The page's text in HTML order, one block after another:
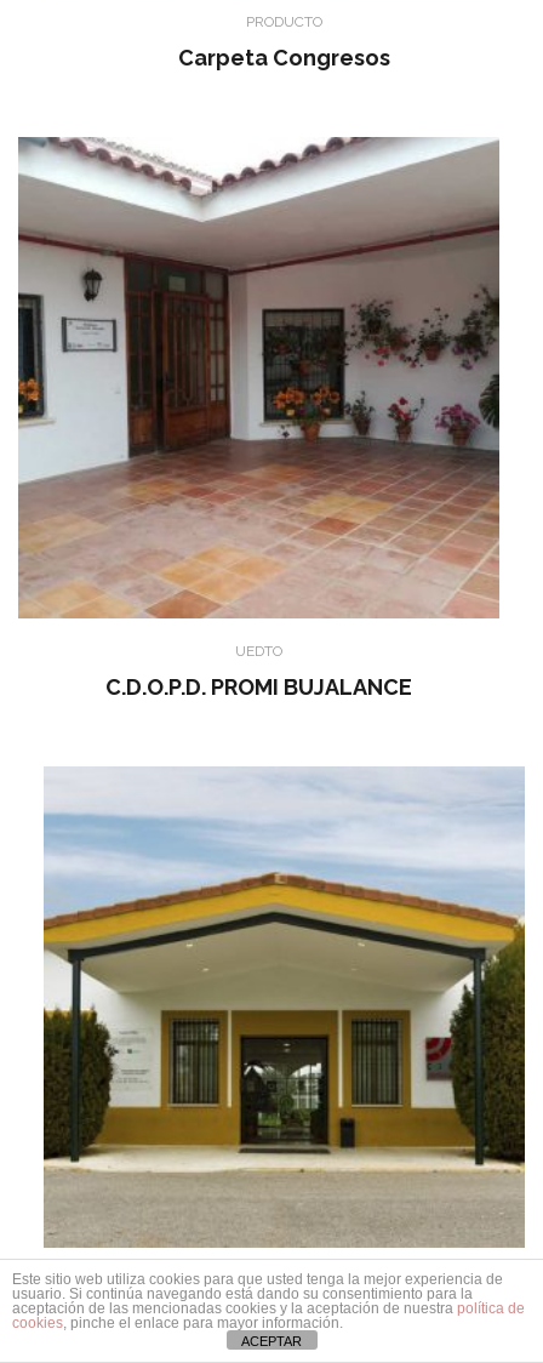
PRODUCTO
Carpeta Congresos
UEDTO
C.D.O.P.D. PROMI BUJALANCE
UEDTO
C.D.O.P.D. PROMI RABANALES
Este sitio web utiliza cookies para que usted tenga la mejor experiencia de
usuario. Si continúa navegando está dando su consentimiento para la
aceptación de las mencionadas cookies y la aceptación de nuestra política de
cookies, pinche el enlace para mayor información.
ACEPTAR